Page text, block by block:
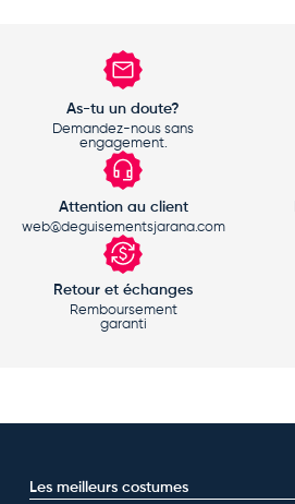
As-tu un doute?
Demandez-nous sans
engagement.
Attention au client
web@deguisementsjarana.com
Retour et échanges
Remboursement
garanti
Les meilleurs costumes